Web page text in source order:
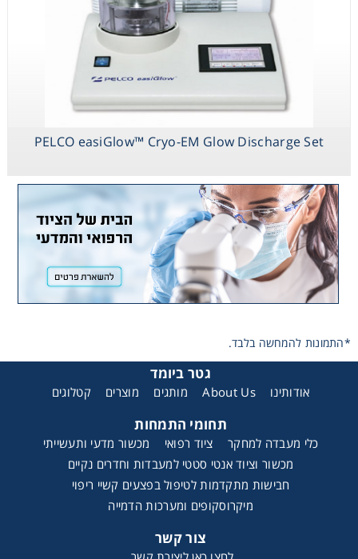
PELCO easiGlow™ Cryo-EM Glow Discharge Set
*התמונות להמחשה בלבד.
גטר ביומד
אודותינו About Us מותגים מוצרים קטלוגים
תחומי התמחות
כלי מעבדה למחקר ציוד רפואי
מכשור מדעי ותעשייתי
מכשור וציוד אנטי סטטי למעבדות וחדרים נקיים
חבישות מתקדמות לטיפול בפצעים קשיי ריפוי
מיקרוסקופים ומערכות הדמייה
צור קשר